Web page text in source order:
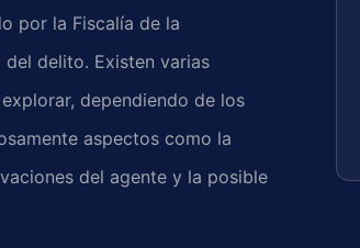
por la Fiscalía de la
delito. Existen varias
dependiendo de los
aspectos como la
del agente y la posible